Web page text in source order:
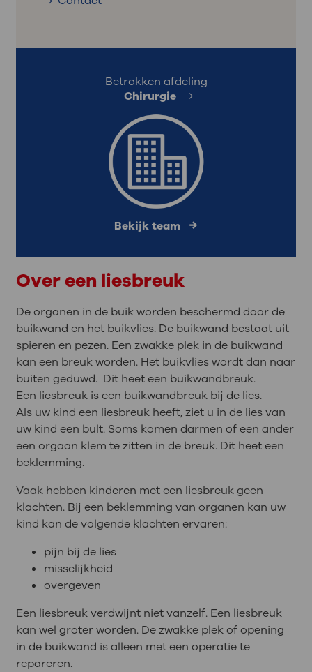
Betrokken afdeling
Chirurgie
Bekijk team
Over een liesbreuk
De organen in de buik worden beschermd door de
buikwand en het buikvlies. De buikwand bestaat uit
spieren en pezen. Een zwakke plek in de buikwand
kan een breuk worden. Het buikvlies wordt dan naar
buiten geduwd. Dit heet een buikwandbreuk.
Een liesbreuk is een buikwandbreuk bij de lies.
Als uw kind een liesbreuk heeft, ziet u in de lies van
uw kind een bult. Soms komen darmen of een ander
een orgaan klem te zitten in de breuk. Dit heet een
beklemming.
Vaak hebben kinderen met een liesbreuk geen
klachten. Bij een beklemming van organen kan uw
kind kan de volgende klachten ervaren:
pijn bij de lies
misselijkheid
overgeven
Een liesbreuk verdwijnt niet vanzelf. Een liesbreuk
kan wel groter worden. De zwakke plek of opening
in de buikwand is alleen met een operatie te
repareren.